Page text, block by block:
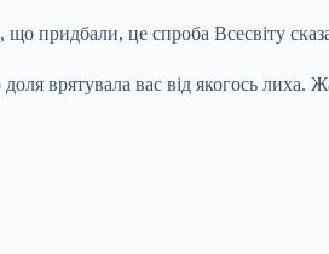
придбали, це спроба Всесвіту
врятувала вас від якогось лиха.